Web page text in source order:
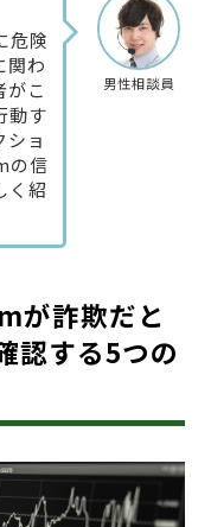
男性相談員
危険
関わ
がこ
動す
ョ
の信
く紹
詐欺だと
認する5つの